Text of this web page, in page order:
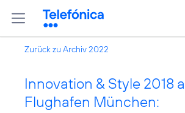
Zurück zu Archiv 2022
Innovation & Style 2018
Flughafen München: